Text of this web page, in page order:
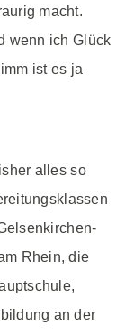
macht.
wenn ich Glück
ist es ja
alles so
Rhein, die
an der